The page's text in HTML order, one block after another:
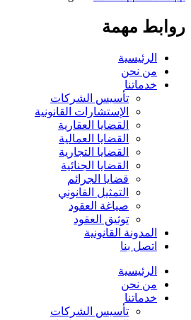
روابط مهمة
الرئيسية
من نحن
خدماتنا
تأسيس الشركات
الإستشارات القانونية
القضايا العقارية
القضايا العمالية
القضايا التجارية
القضايا الجنائية
قضايا الجرائم
التمثيل القانوني
صياغة العقود
توثيق العقود
المدونة القانونية
اتصل بنا
الرئيسية
من نحن
خدماتنا
تأسيس الشركات